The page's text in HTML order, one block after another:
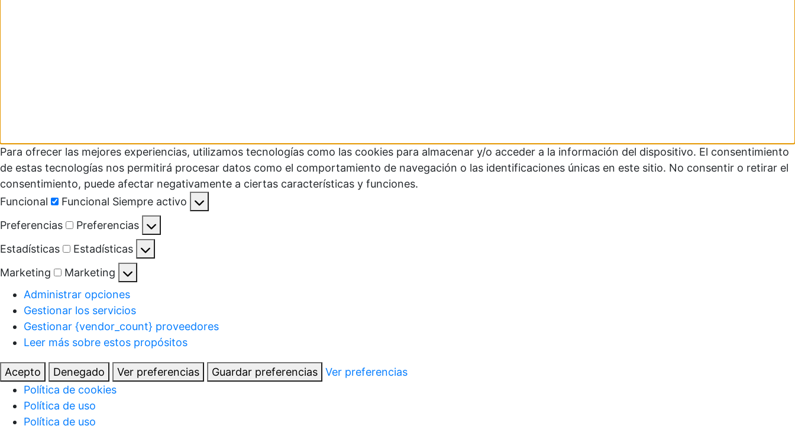
Para ofrecer las mejores experiencias, utilizamos tecnologías como las cookies para almacenar y/o acceder a la información del dispositivo. El consentimiento
de estas tecnologías nos permitirá procesar datos como el comportamiento de navegación o las identificaciones únicas en este sitio. No consentir o retirar el
consentimiento, puede afectar negativamente a ciertas características y funciones.
Funcional
Funcional Siempre activo
Preferencias
Preferencias
Estadísticas
Estadísticas
Marketing
Marketing
Administrar opciones
Gestionar los servicios
Gestionar {vendor_count} proveedores
Leer más sobre estos propósitos
Acepto Denegado Ver preferencias Guardar preferencias
Ver preferencias
Política de cookies
Política de uso
Política de uso